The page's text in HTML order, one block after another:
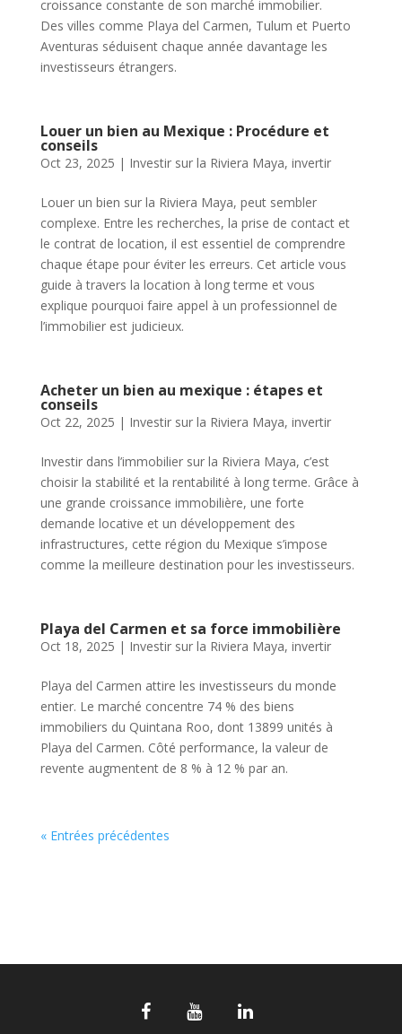
croissance constante de son marché immobilier.
Des villes comme Playa del Carmen, Tulum et Puerto
Aventuras séduisent chaque année davantage les
investisseurs étrangers.
Louer un bien au Mexique : Procédure et
conseils
Oct 23, 2025 | Investir sur la Riviera Maya, invertir
Louer un bien sur la Riviera Maya, peut sembler
complexe. Entre les recherches, la prise de contact et
le contrat de location, il est essentiel de comprendre
chaque étape pour éviter les erreurs. Cet article vous
guide à travers la location à long terme et vous
explique pourquoi faire appel à un professionnel de
l’immobilier est judicieux.
Acheter un bien au mexique : étapes et
conseils
Oct 22, 2025 | Investir sur la Riviera Maya, invertir
Investir dans l’immobilier sur la Riviera Maya, c’est
choisir la stabilité et la rentabilité à long terme. Grâce à
une grande croissance immobilière, une forte
demande locative et un développement des
infrastructures, cette région du Mexique s’impose
comme la meilleure destination pour les investisseurs.
Playa del Carmen et sa force immobilière
Oct 18, 2025 | Investir sur la Riviera Maya, invertir
Playa del Carmen attire les investisseurs du monde
entier. Le marché concentre 74 % des biens
immobiliers du Quintana Roo, dont 13899 unités à
Playa del Carmen. Côté performance, la valeur de
revente augmentent de 8 % à 12 % par an.
« Entrées précédentes